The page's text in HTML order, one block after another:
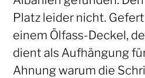
Platz leider nicht.
einem Ölfass-Deckel,
dient als Aufhängung
Ahnung warum die